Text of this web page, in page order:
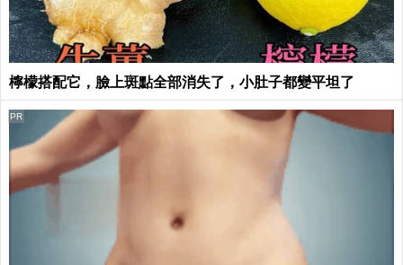
檸檬搭配它，臉上斑點全部消失了，小肚子都變平坦了
PR